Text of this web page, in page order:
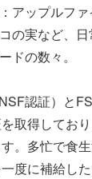
：アップルファ
の実など、
ドの数々。
認証）と
取得してお
。多忙で食
度に補給し